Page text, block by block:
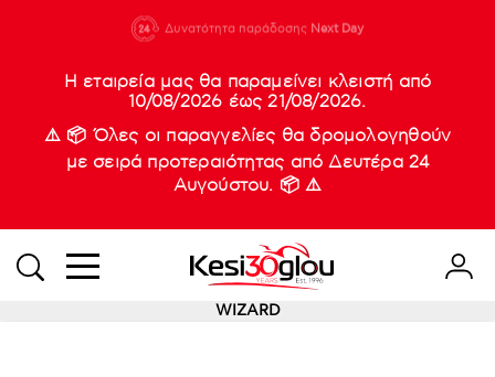
210 88 21
933
Δυνατότητα παράδοσης Next Day
Νέες
Η εταιρεία μας θα παραμείνει κλειστή από
10/08/2026 έως 21/08/2026.
⚠️ 📦 Όλες οι παραγγελίες θα δρομολογηθούν
με σειρά προτεραιότητας από Δευτέρα 24
Αυγούστου. 📦 ⚠️
WIZARD